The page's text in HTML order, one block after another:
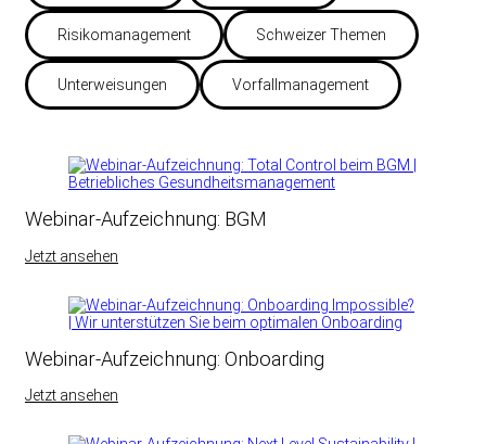
Risikomanagement Schweizer Themen
Unterweisungen Vorfallmanagement
Webinar-Aufzeichnung: BGM
Jetzt ansehen
Webinar-Aufzeichnung: Onboarding
Jetzt ansehen